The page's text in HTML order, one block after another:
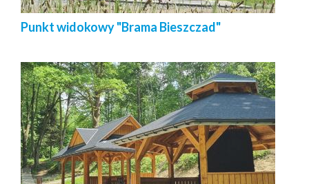
Punkt widokowy "Brama Bieszczad"